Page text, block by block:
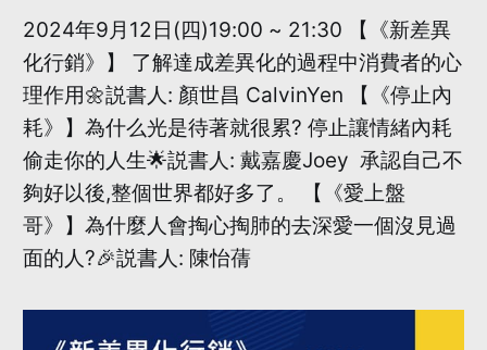
2024年9月12日(四)19:00 ~ 21:30 【《新差異
化行銷》】 了解達成差異化的過程中消費者的心
理作用🌼説書人: 顏世昌 CalvinYen 【《停止內
耗》】為什么光是待著就很累? 停止讓情緒內耗
偷走你的人生🌟説書人: 戴嘉慶Joey 承認自己不
夠好以後,整個世界都好多了。 【《愛上盤
哥》】為什麼人會掏心掏肺的去深愛一個沒見過
面的人?🎉説書人: 陳怡蒨